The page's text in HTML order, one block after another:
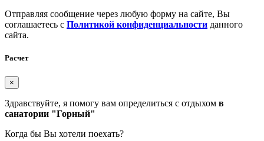
Отправляя сообщение через любую форму на сайте, Вы
соглашаетесь с Политикой конфиденциальности данного
сайта.
Расчет
×
Здравствуйте, я помогу вам определиться с отдыхом в
санатории "Горный"
Когда бы Вы хотели поехать?